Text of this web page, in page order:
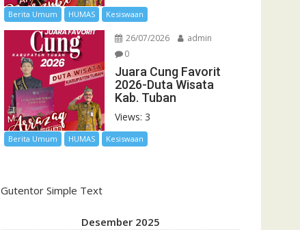
Berita Umum HUMAS Kesiswaan
26/07/2026
admin
0
Juara Cung Favorit
2026-Duta Wisata
Kab. Tuban
Views: 3
Berita Umum HUMAS Kesiswaan
Gutentor Simple Text
Desember 2025